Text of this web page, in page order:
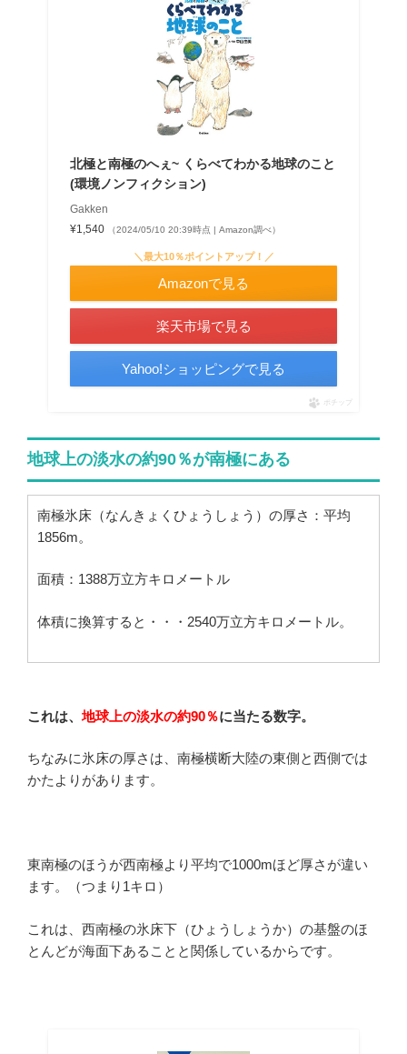
北極と南極のへぇ~ くらべてわかる地球のこと
(環境ノンフィクション)
Gakken
¥1,540
（2024/05/10 20:39時点 | Amazon調べ）
＼最大10％ポイントアップ！／
Amazonで見る
楽天市場で見る
Yahoo!ショッピングで見る
ポチップ
地球上の淡水の約90％が南極にある
南極氷床（なんきょくひょうしょう）の厚さ：平均
1856m。
面積：1388万立方キロメートル
体積に換算すると・・・2540万立方キロメートル。
これは、地球上の淡水の約90％に当たる数字。
ちなみに氷床の厚さは、南極横断大陸の東側と西側では
かたよりがあります。
東南極のほうが西南極より平均で1000mほど厚さが違い
ます。（つまり1キロ）
これは、西南極の氷床下（ひょうしょうか）の基盤のほ
とんどが海面下あることと関係しているからです。